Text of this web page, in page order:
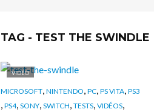
TAG - TEST THE SWINDLE
VIDÉO
MICROSOFT, NINTENDO, PC, PS VITA, PS3
, PS4, SONY, SWITCH, TESTS, VIDÉOS,